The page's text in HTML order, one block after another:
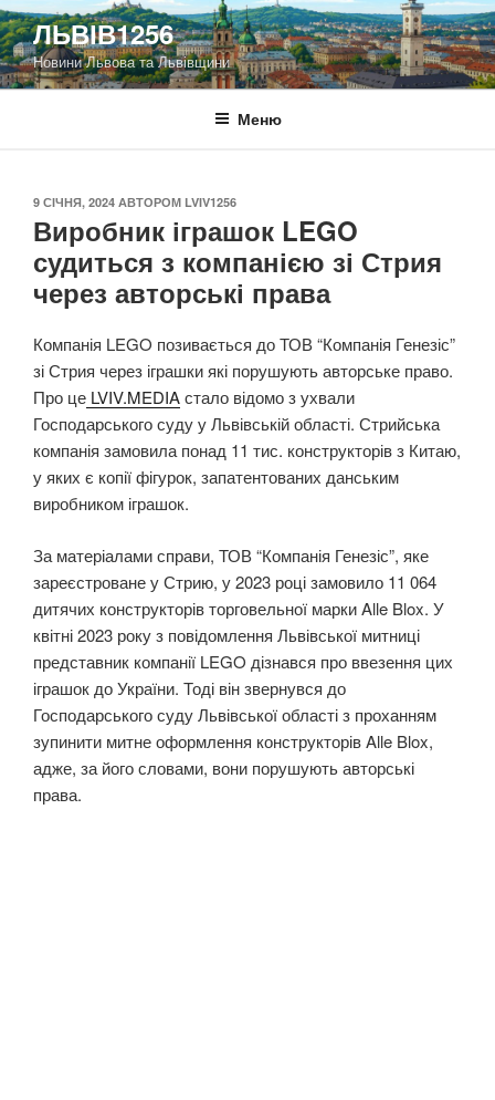
Перейти
до
вмісту
ЛЬВІВ1256
Новини Львова та Львівщини
Меню
ОПУБЛІКОВАНО
9 СІЧНЯ, 2024 АВТОРОМ LVIV1256
Виробник іграшок LEGO
судиться з компанією зі Стрия
через авторські права
Компанія LEGO позивається до ТОВ “Компанія Генезіс”
зі Стрия через іграшки які порушують авторське право.
Про це LVIV.MEDIAстало відомо з ухвали
Господарського суду у Львівській області. Стрийська
компанія замовила понад 11 тис. конструкторів з Китаю,
у яких є копії фігурок, запатентованих данським
виробником іграшок.
За матеріалами справи, ТОВ “Компанія Генезіс”, яке
зареєстроване у Стрию, у 2023 році замовило 11 064
дитячих конструкторів торговельної марки Alle Blox. У
квітні 2023 року з повідомлення Львівської митниці
представник компанії LEGO дізнався про ввезення цих
іграшок до України. Тоді він звернувся до
Господарського суду Львівської області з проханням
зупинити митне оформлення конструкторів Alle Blox,
адже, за його словами, вони порушують авторські
права.